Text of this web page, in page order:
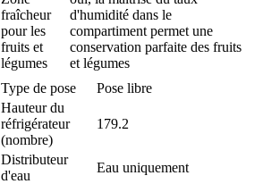
fraîcheur
pour les
fruits et
légumes
d'humidité dans le
compartiment permet une
conservation parfaite des fruits
et légumes
Type de pose
Pose libre
Hauteur du
réfrigérateur
(nombre)
179.2
Distributeur
d'eau
Eau uniquement